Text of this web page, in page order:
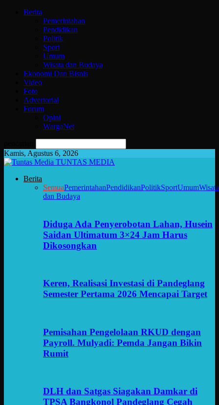
Berita
Pemerintahan
Pendidikan
Politik
Sport
Umum
Wisata dan Budaya
Ekonomi Dan Bisnis
Video
Foto
Advertorial
Forum
Opini
WargaNet
Kamis, Agustus 6, 2026
TUNTAS MEDIA
Berita
SemuaPemerintahanPendidikanPolitikSportUmumWisata
dan Budaya
Diduga Ada Penyerobotan Lahan, Husein
Saidan Ultimatum 3×24 Jam Harus
Dikosongkan
Keren, Realisasi Investasi di Pandeglang
Semester Pertama 2026 Mencapai Target
Pemisahan Pengelolaan RKUD dengan
Payroll. Mulyadi: Pemda Jangan Bikin
Rumit
DLH dan Satgas Siagakan Damkar di
TPSA Bangkonol Pandeglang Cegah